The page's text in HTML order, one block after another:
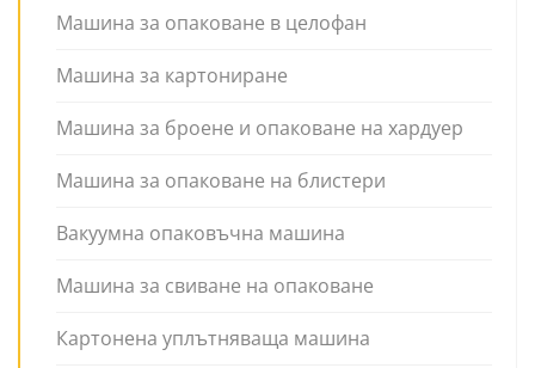
Машина за опаковане в целофан
Машина за картониране
Машина за броене и опаковане на хардуер
Машина за опаковане на блистери
Вакуумна опаковъчна машина
Машина за свиване на опаковане
Картонена уплътняваща машина